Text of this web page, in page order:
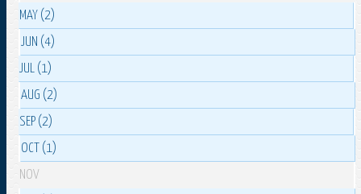
MAY (2)
JUN (4)
JUL (1)
AUG (2)
SEP (2)
OCT (1)
NOV